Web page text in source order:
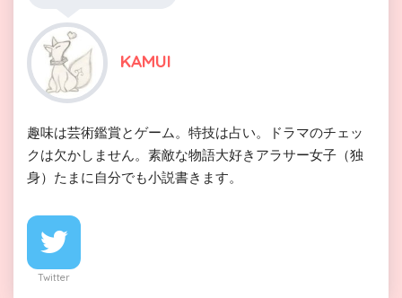
KAMUI
趣味は芸術鑑賞とゲーム。特技は占い。ドラマのチェッ
クは欠かしません。素敵な物語大好きアラサー女子（独
身）たまに自分でも小説書きます。
Twitter